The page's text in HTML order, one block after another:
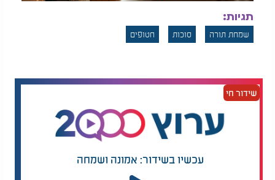
מציאות של ישועה.
המלצות נוספות
היהודי שסירב לקבל
מביל גייטס 250,000$
הראשל"צ בפגישתו עם
פוטין נשיא רוסיה:
"לפתע קטע אותי"
תגיות:
שמחת תורה סוכות חטופים
שידור חי
עכשיו בשידור: אמונה ושמחה